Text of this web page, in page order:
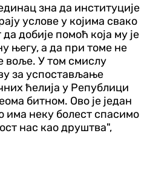
зна да институције
услове у којима свако
добије помоћ која му је
његу, а да при томе не
воље. У том смислу
за успостављање
ћелија у Републици
битном. Ово је један
има неку болест спасимо
нас као друштва",